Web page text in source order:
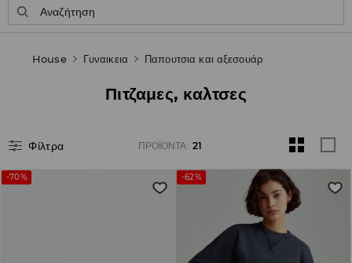
Αναζήτηση
House Γυναικεια Παπουτσια και αξεσουάρ
Πιτζαμες, καλτσες
Φίλτρα ΠΡΟΪΌΝΤΑ: 21
-70% -62%